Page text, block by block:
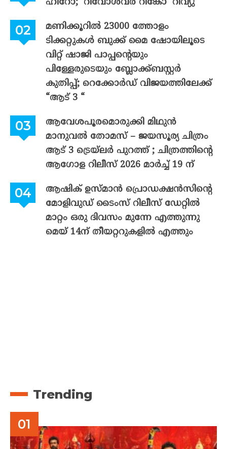
മണിക്കൂറിൽ 23000 ത്തോളം
ടിക്കറ്റുകൾ ബുക്ക് മൈ ഷോയിലൂടെ
വിറ്റ് ഷാജി പാപ്പന്റെയും
പിള്ളേരുടെയും ബ്ലോക്ക്ബസ്റ്റർ
കുതിപ്പ്; റെക്കോർഡ് വിജയത്തിലേക്ക്
“ആട് 3 “
ആവേശപൂരമൊരുക്കി മിഥുൻ
മാനുവൽ തോമസ് – ജയസൂര്യ ചിത്രം
ആട് 3 ട്രെയ്‌ലർ പുറത്ത് ; ചിത്രത്തിന്റെ
ആഗോള റിലീസ് 2026 മാർച്ച് 19 ന്
ആഷിക് ഉസ്മാൻ പ്രൊഡക്ഷൻസിന്റെ
മോളിവുഡ് ടൈംസ് റിലീസ് ഡേറ്റിൽ
മാറ്റം ഒരു ദിവസം മുന്നേ എത്തുന്നു
മെയ് 14ന് തീയറ്ററുകളിൽ എത്തും
Trending